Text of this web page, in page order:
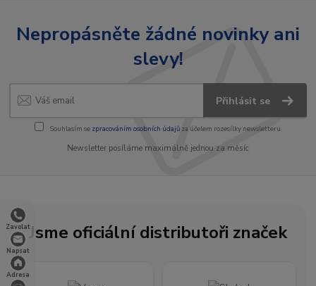
Zavolat
Napsat
Adresa
Nepropásněte žádné novinky ani
slevy!
Přihlásit se
Souhlasím se zpracováním osobních údajůza účelem rozesílky newsletteru.
Newsletter posíláme maximálně jednou za měsíc
Jsme oficiální distributoři značek